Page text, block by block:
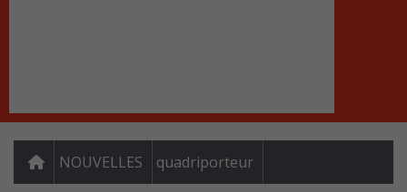
NOUVELLES quadriporteur